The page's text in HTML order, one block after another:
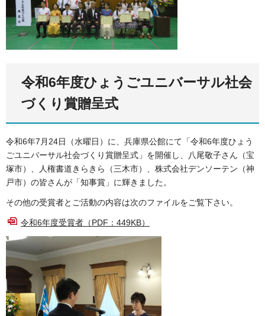
令和6年度ひょうごユニバーサル社会
づくり賞贈呈式
令和6年7月24日（水曜日）に、兵庫県公館にて「令和6年度ひょう
ごユニバーサル社会づくり賞贈呈式」を開催し、八尾敬子さん（宝
塚市）、人権書道きらきら（三木市）、株式会社デンソーテン（神
戸市）の皆さんが「知事賞」に輝きました。
その他の受賞者とご活動の内容は次のファイルをご覧下さい。
令和6年度受賞者（PDF：449KB）